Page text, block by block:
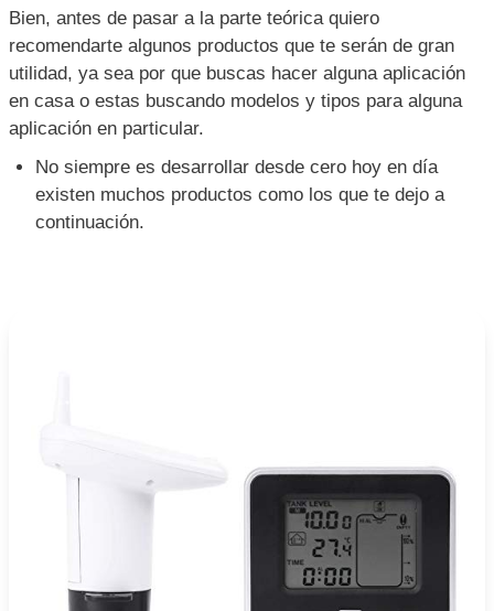
con Arduino
Bien, antes de pasar a la parte teórica quiero
recomendarte algunos productos que te serán de gran
utilidad, ya sea por que buscas hacer alguna aplicación
en casa o estas buscando modelos y tipos para alguna
aplicación en particular.
No siempre es desarrollar desde cero hoy en día
existen muchos productos como los que te dejo a
continuación.